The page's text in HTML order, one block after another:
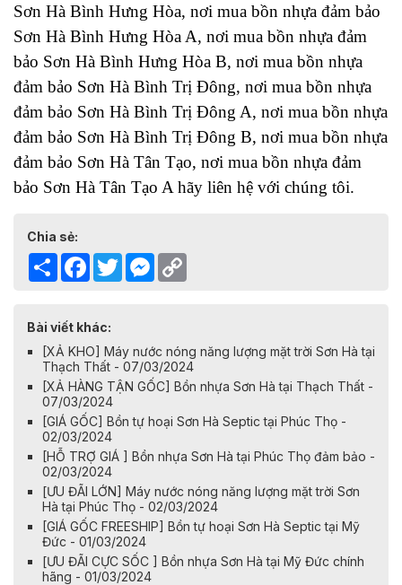
Sơn Hà Bình Hưng Hòa, nơi mua bồn nhựa đảm bảo
Sơn Hà Bình Hưng Hòa A, nơi mua bồn nhựa đảm
bảo Sơn Hà Bình Hưng Hòa B, nơi mua bồn nhựa
đảm bảo Sơn Hà Bình Trị Đông, nơi mua bồn nhựa
đảm bảo Sơn Hà Bình Trị Đông A, nơi mua bồn nhựa
đảm bảo Sơn Hà Bình Trị Đông B, nơi mua bồn nhựa
đảm bảo Sơn Hà Tân Tạo, nơi mua bồn nhựa đảm
bảo Sơn Hà Tân Tạo A hãy liên hệ với chúng tôi.
Chia sẻ:
Share Facebook
TwitterMessenger
Bài viết khác:
[XẢ KHO] Máy nước nóng năng lượng mặt trời Sơn Hà tại
Thạch Thất - 07/03/2024
[XẢ HÀNG TẬN GỐC] Bồn nhựa Sơn Hà tại Thạch Thất -
07/03/2024
[GIÁ GỐC] Bồn tự hoại Sơn Hà Septic tại Phúc Thọ -
02/03/2024
[HỖ TRỢ GIÁ ] Bồn nhựa Sơn Hà tại Phúc Thọ đảm bảo -
02/03/2024
[ƯU ĐÃI LỚN] Máy nước nóng năng lượng mặt trời Sơn
Hà tại Phúc Thọ - 02/03/2024
[GIÁ GỐC FREESHIP] Bồn tự hoại Sơn Hà Septic tại Mỹ
Đức - 01/03/2024
​​​​[ƯU ĐÃI CỰC SỐC ] Bồn nhựa Sơn Hà tại Mỹ Đức chính
hãng - 01/03/2024